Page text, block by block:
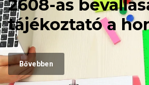
2608-as
tájékoztató a
Bővebben